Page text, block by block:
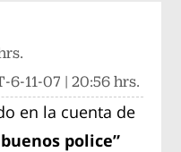
6-11-07 | 20:56 hrs.
en la cuenta de
police”